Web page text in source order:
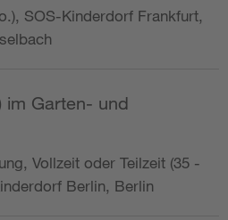
SOS-Kinderdorf Frankfurt,
im Garten- und
Vollzeit oder Teilzeit (35 -
Berlin, Berlin